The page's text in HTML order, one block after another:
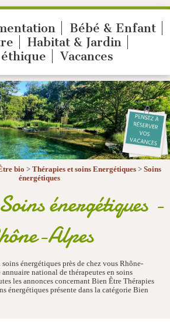
Bébé & Enfant
Habitat & Jardin
Vacances
bio > Thérapies et soins Energétiques > Soins
énergétiques
énergétiques -
Alpes
énergétiques près de chez vous Rhône-
national de thérapeutes en soins
les annonces concernant Bien Être Thérapies
énergétiques présente dans la catégorie Bien